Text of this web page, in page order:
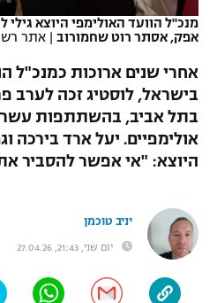
תוצאות
לוח שידורים
ברחבה
"מחצית בשכונה" – פודקאסט
הפועל תל אביב
הפועל חיפה
הפועל באר שבע
מכבי נתניה
ליגה הולנדית
ליגה סינית
ליגה ברזילאית
דני אבדיה
שחייה
אגרוף
ספורט אולימפי
היאבקות WWE
אופניים
מנכ"ל הוועד האולימפי היוצא גילי
אפק, אסתר רוט שחמורוב | אתר
אחרי שנים ארוכות כמנכ"ל
בישראל, לוסטיג זכה לערב
בתל אביב, בהשתתפות
אולימפיים. יעל ארד בירכה
היוצא: "אי אפשר להסביר
יניב טוכמן
יום שני, 21:43, 27.04.26